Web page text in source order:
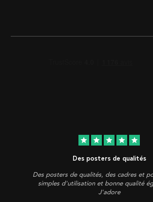
star star star star star
Des posters de qualités
Des posters de qualités, des cadres et
simples d'utilisation et bonne qualité
J'adore